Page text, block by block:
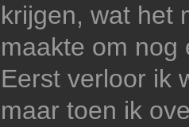
krijgen, wat het
maakte om nog
Eerst verloor ik
maar toen ik